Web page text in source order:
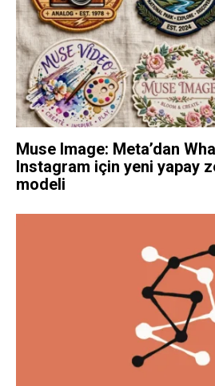
Muse Image: Meta’dan
Instagram için yeni yapay
modeli